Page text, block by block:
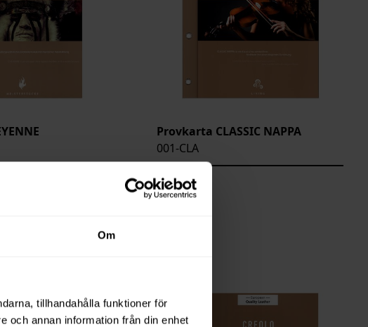
Om
tillhandahålla funktioner för
och annan information från din enhet
Provkarta CLASSIC NAPPA
001-CLA
Saldo2